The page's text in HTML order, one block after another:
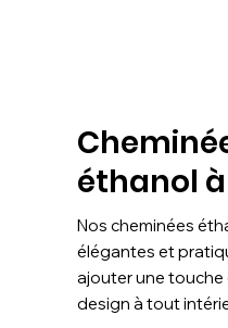
éthanol
Nos cheminées
élégantes et
ajouter une touche
design à tout